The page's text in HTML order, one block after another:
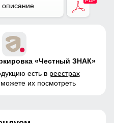
Тефлон, Экологичные
описание
«Честный ЗНАК»
есть в реестрах
их посмотреть